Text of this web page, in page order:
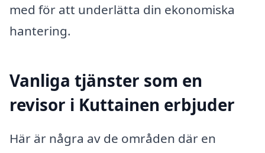
med för att underlätta din ekonomiska
hantering.
Vanliga tjänster som en
revisor i Kuttainen erbjuder
Här är några av de områden där en